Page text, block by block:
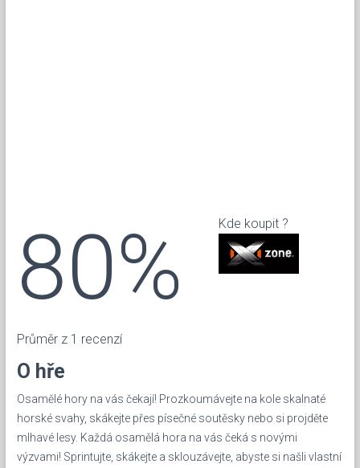
80%
Průměr z 1 recenzí
Kde koupit ?
O hře
Osamělé hory na vás čekají! Prozkoumávejte na kole skalnaté
horské svahy, skákejte přes písečné soutěsky nebo si projděte
mlhavé lesy. Každá osamělá hora na vás čeká s novými
výzvami! Sprintujte, skákejte a sklouzávejte, abyste si našli vlastní